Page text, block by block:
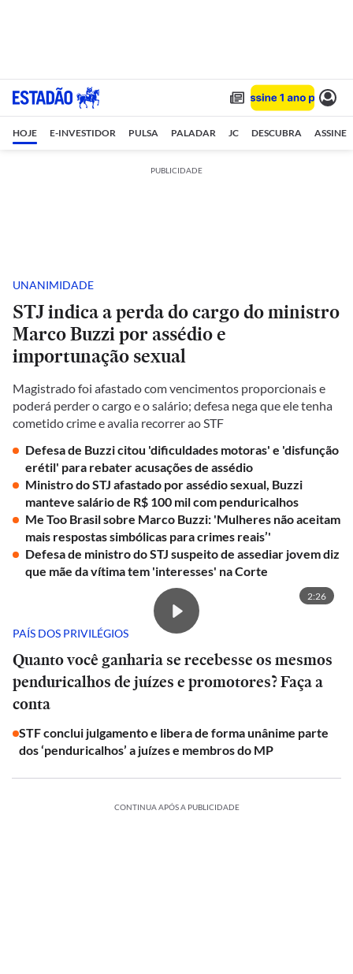
HOJE E-INVESTIDOR PULSA PALADAR JC DESCUBRA ASSINE
PUBLICIDADE
UNANIMIDADE
STJ indica a perda do cargo do ministro
Marco Buzzi por assédio e
importunação sexual
Magistrado foi afastado com vencimentos proporcionais e
poderá perder o cargo e o salário; defesa nega que ele tenha
cometido crime e avalia recorrer ao STF
Defesa de Buzzi citou 'dificuldades motoras' e 'disfunção
erétil' para rebater acusações de assédio
Ministro do STJ afastado por assédio sexual, Buzzi
manteve salário de R$ 100 mil com penduricalhos
Me Too Brasil sobre Marco Buzzi: 'Mulheres não aceitam
mais respostas simbólicas para crimes reais’'
Defesa de ministro do STJ suspeito de assediar jovem diz
que mãe da vítima tem 'interesses' na Corte
2:26
PAÍS DOS PRIVILÉGIOS
Quanto você ganharia se recebesse os mesmos
penduricalhos de juízes e promotores? Faça a
conta
STF conclui julgamento e libera de forma unânime parte
dos ‘penduricalhos’ a juízes e membros do MP
CONTINUA APÓS A PUBLICIDADE